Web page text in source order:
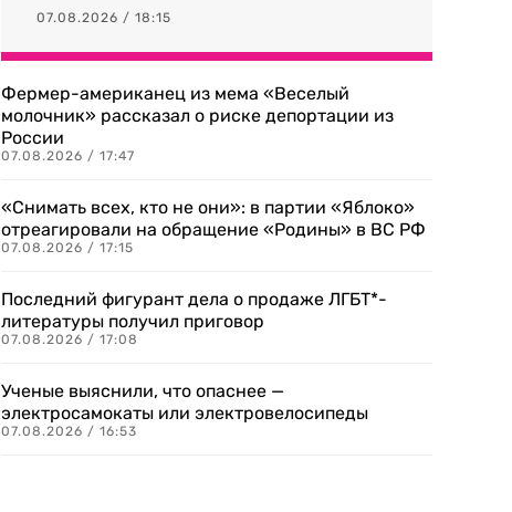
07.08.2026 / 18:15
Фермер-американец из мема «Веселый
молочник» рассказал о риске депортации из
России
07.08.2026 / 17:47
«Снимать всех, кто не они»: в партии «Яблоко»
отреагировали на обращение «Родины» в ВС РФ
07.08.2026 / 17:15
Последний фигурант дела о продаже ЛГБТ*-
литературы получил приговор
07.08.2026 / 17:08
Ученые выяснили, что опаснее —
электросамокаты или электровелосипеды
07.08.2026 / 16:53